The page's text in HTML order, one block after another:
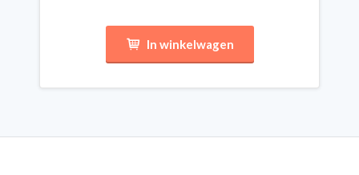
In winkelwagen